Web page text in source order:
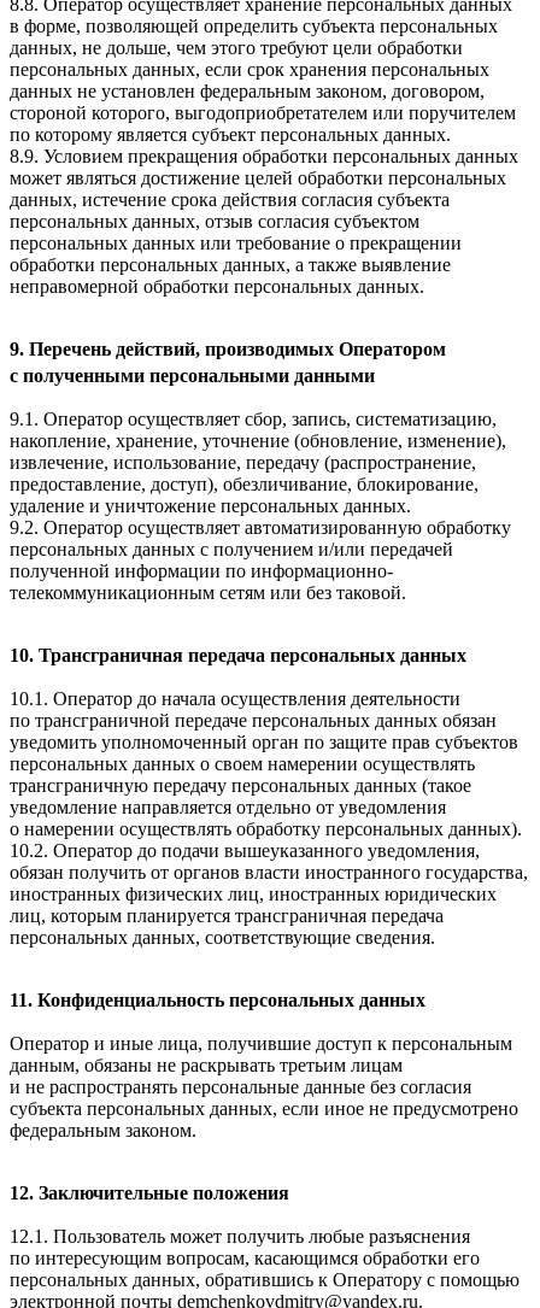
в форме, позволяющей определить субъекта персональных
данных, не дольше, чем этого требуют цели обработки
персональных данных, если срок хранения персональных
данных не установлен федеральным законом, договором,
стороной которого, выгодоприобретателем или поручителем
по которому является субъект персональных данных.
8.9. Условием прекращения обработки персональных данных
может являться достижение целей обработки персональных
данных, истечение срока действия согласия субъекта
персональных данных, отзыв согласия субъектом
персональных данных или требование о прекращении
обработки персональных данных, а также выявление
неправомерной обработки персональных данных.
9. Перечень действий, производимых Оператором
с полученными персональными данными
9.1. Оператор осуществляет сбор, запись, систематизацию,
накопление, хранение, уточнение (обновление, изменение),
извлечение, использование, передачу (распространение,
предоставление, доступ), обезличивание, блокирование,
удаление и уничтожение персональных данных.
9.2. Оператор осуществляет автоматизированную обработку
персональных данных с получением и/или передачей
полученной информации по информационно-
телекоммуникационным сетям или без таковой.
10. Трансграничная передача персональных данных
10.1. Оператор до начала осуществления деятельности
по трансграничной передаче персональных данных обязан
уведомить уполномоченный орган по защите прав субъектов
персональных данных о своем намерении осуществлять
трансграничную передачу персональных данных (такое
уведомление направляется отдельно от уведомления
о намерении осуществлять обработку персональных данных).
10.2. Оператор до подачи вышеуказанного уведомления,
обязан получить от органов власти иностранного государства,
иностранных физических лиц, иностранных юридических
лиц, которым планируется трансграничная передача
персональных данных, соответствующие сведения.
11. Конфиденциальность персональных данных
Оператор и иные лица, получившие доступ к персональным
данным, обязаны не раскрывать третьим лицам
и не распространять персональные данные без согласия
субъекта персональных данных, если иное не предусмотрено
федеральным законом.
12. Заключительные положения
12.1. Пользователь может получить любые разъяснения
по интересующим вопросам, касающимся обработки его
персональных данных, обратившись к Оператору с помощью
электронной почты demchenkovdmitry@yandex.ru.